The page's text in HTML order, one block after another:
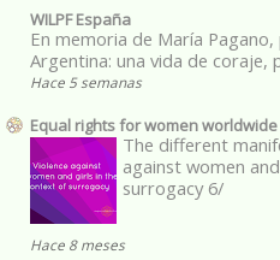
WILPF España
En memoria de María
Argentina: una vida de coraje,
Hace 5 semanas
Equal rights for women worldwide
The different
against women
surrogacy 6/
Hace 8 meses